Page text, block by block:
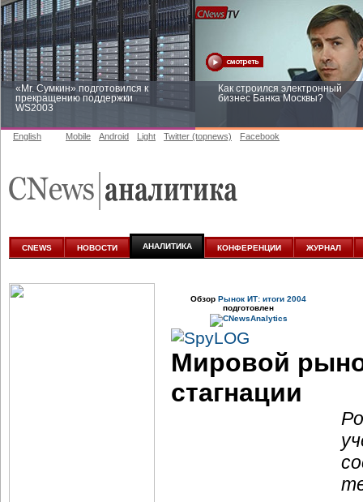
«Mr. Сумкин» подготовился к
прекращению поддержки
WS2003
Как строился электронный
бизнес Банка Москвы?
аналитике
English Mobile Android Light Twitter (topnews) Facebook
CNEWS НОВОСТИ АНАЛИТИКА КОНФЕРЕНЦИИ ЖУРНАЛ
Обзор Рынок ИТ: итоги 2004
подготовлен
Мировой
стагнации